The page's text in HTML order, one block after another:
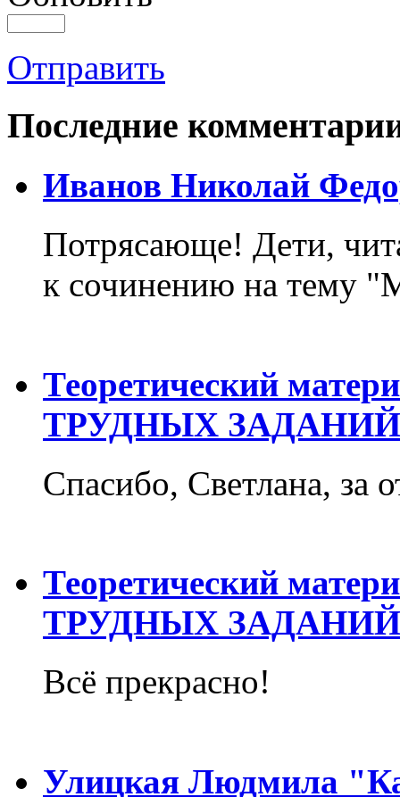
Отправить
Последние
Иванов Николай
Потрясающе! Дети,
к сочинению на тему
Теоретический
ТРУДНЫХ
Спасибо, Светлана, за
Теоретический
ТРУДНЫХ
Всё прекрасно!
Улицкая Людмила